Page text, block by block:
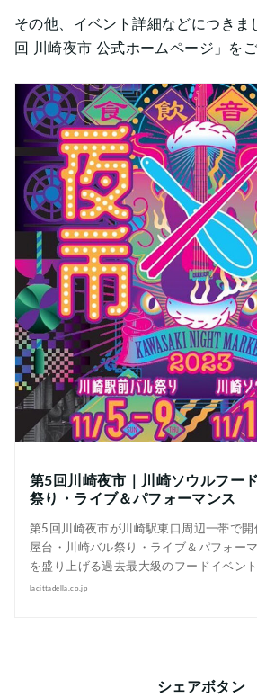
その他、イベント詳細などにつきま
回 川崎夜市 公式ホームページ」を
第5回川崎夜市｜川崎ソウルフー
祭り・ライブ＆パフォーマンス
第5回川崎夜市が川崎駅東口周辺一帯で開
屋台・川崎バル祭り・ライブ＆パフォー
を盛り上げる過去最大級のフードイベント
lacittadella.co.jp
シェアボタン